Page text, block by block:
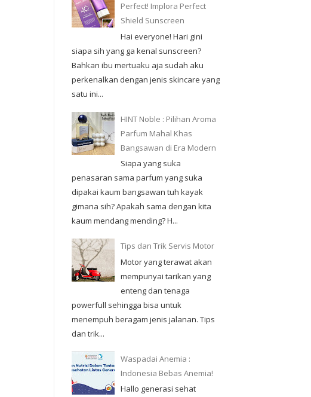
Perfect! Implora Perfect
Shield Sunscreen
Hai everyone! Hari gini
siapa sih yang ga kenal sunscreen?
Bahkan ibu mertuaku aja sudah aku
perkenalkan dengan jenis skincare yang
satu ini...
HINT Noble : Pilihan Aroma
Parfum Mahal Khas
Bangsawan di Era Modern
Siapa yang suka
penasaran sama parfum yang suka
dipakai kaum bangsawan tuh kayak
gimana sih? Apakah sama dengan kita
kaum mendang mending? H...
Tips dan Trik Servis Motor
Motor yang terawat akan
mempunyai tarikan yang
enteng dan tenaga
powerfull sehingga bisa untuk
menempuh beragam jenis jalanan. Tips
dan trik...
Waspadai Anemia :
Indonesia Bebas Anemia!
Hallo generasi sehat